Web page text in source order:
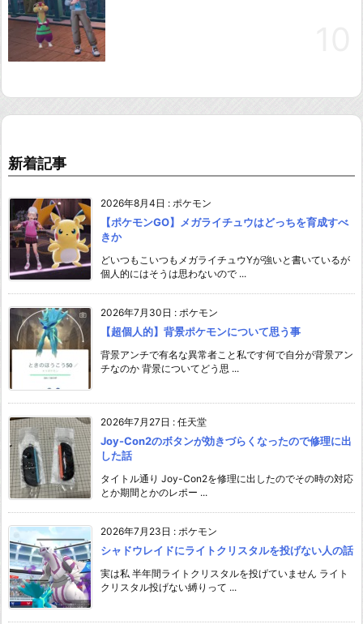
新着記事
2026年8月4日 : ポケモン
【ポケモンGO】メガライチュウはどっちを育成すべ
きか
どいつもこいつもメガライチュウYが強いと書いているが
個人的にはそうは思わないので ...
2026年7月30日 : ポケモン
【超個人的】背景ポケモンについて思う事
背景アンチで有名な異常者こと私です何で自分が背景アン
チなのか 背景についてどう思 ...
2026年7月27日 : 任天堂
Joy-Con2のボタンが効きづらくなったので修理に出
した話
タイトル通り Joy-Con2を修理に出したのでその時の対応
とか期間とかのレポー ...
2026年7月23日 : ポケモン
シャドウレイドにライトクリスタルを投げない人の話
実は私 半年間ライトクリスタルを投げていません ライト
クリスタル投げない縛りって ...